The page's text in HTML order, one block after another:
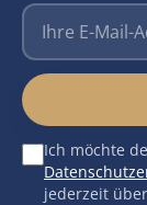
E-Mail-
Ich möchte
jederzeit